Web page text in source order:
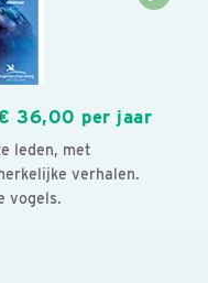
36,00 per jaar
leden, met
verhalen.
vogels.